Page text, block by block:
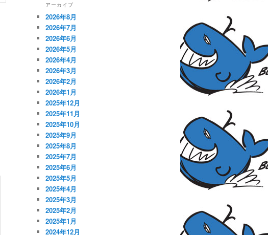
アーカイブ
2026年8月
2026年7月
2026年6月
2026年5月
2026年4月
2026年3月
2026年2月
2026年1月
2025年12月
2025年11月
2025年10月
2025年9月
2025年8月
2025年7月
2025年6月
2025年5月
2025年4月
2025年3月
2025年2月
2025年1月
2024年12月